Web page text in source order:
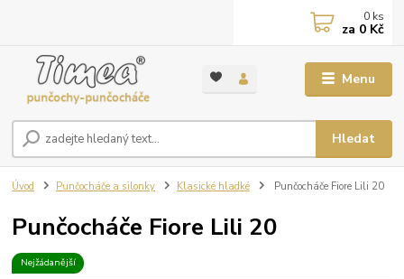
Menu
Hledat
0 ks
za 0 Kč
Úvod Punčocháče a silonky Klasické hladké Punčocháče Fiore Lili 20
Punčocháče Fiore Lili 20
Nejžádanější